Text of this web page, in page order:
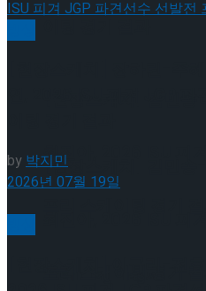
최진아, 2026 ISU 피
[현장스케치] 김민송
by박지민
2026년 07월 19일